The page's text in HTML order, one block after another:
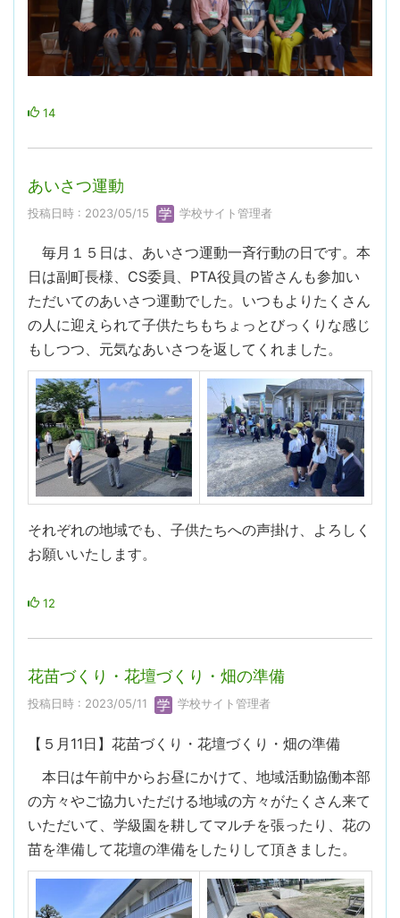
14
あいさつ運動
投稿日時 : 2023/05/15 学校サイト管理者
毎月１５日は、あいさつ運動一斉行動の日です。本
日は副町長様、CS委員、PTA役員の皆さんも参加い
ただいてのあいさつ運動でした。いつもよりたくさん
の人に迎えられて子供たちもちょっとびっくりな感じ
もしつつ、元気なあいさつを返してくれました。
それぞれの地域でも、子供たちへの声掛け、よろしく
お願いいたします。
12
花苗づくり・花壇づくり・畑の準備
投稿日時 : 2023/05/11 学校サイト管理者
【５月11日】花苗づくり・花壇づくり・畑の準備
本日は午前中からお昼にかけて、地域活動協働本部
の方々やご協力いただける地域の方々がたくさん来て
いただいて、学級園を耕してマルチを張ったり、花の
苗を準備して花壇の準備をしたりして頂きました。